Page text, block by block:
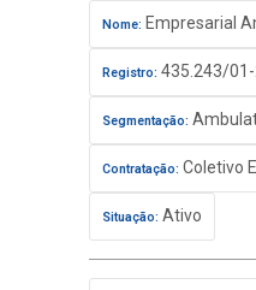
Nome: Empresarial
Registro: 435.243/
Segmentação:
Contratação: Coletivo
Situação: Ativo